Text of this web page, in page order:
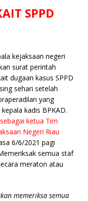
p e
e
r
SPPD
kejaksaan negeri
surat perintah
dugaan kasus SPPD
sehari setelah
yang
kadis BPKAD.
ketua Tim
Negeri Riau
6/6/2021 pagi
semua staf
meraton atau
memeriksa semua